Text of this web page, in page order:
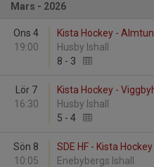
Mars - 2026
Ons 4
19:00
Kista Hockey -
Husby Ishall
8 - 3
Lör 7
16:30
Kista Hockey -
Husby Ishall
5 - 4
Sön 8
10:05
SDE HF - Kista Hockey
Enebybergs Ishall